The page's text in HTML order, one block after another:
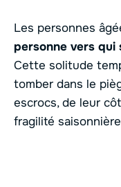
Les personnes
personne vers
Cette solitude
tomber dans le
escrocs, de leur
fragilité